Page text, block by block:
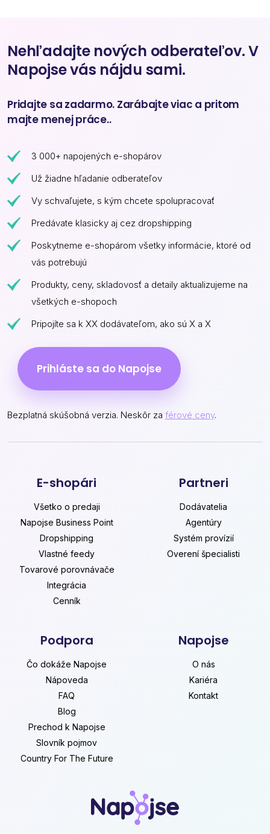
Nehľadajte nových odberateľov. V
Napojse vás nájdu sami.
Pridajte sa zadarmo. Zarábajte viac a pritom
majte menej práce..
3 000+ napojených e-shopárov
Už žiadne hľadanie odberateľov
Vy schvaľujete, s kým chcete spolupracovať
Predávate klasicky aj cez dropshipping
Poskytneme e-shopárom všetky informácie, ktoré od
vás potrebujú
Produkty, ceny, skladovosť a detaily aktualizujeme na
všetkých e-shopoch
Pripojíte sa k XX dodávateľom, ako sú X a X
Prihláste sa do Napojse
Bezplatná skúšobná verzia. Neskôr za férové ceny.
E-shopári
Všetko o predaji
Napojse Business Point
Dropshipping
Vlastné feedy
Tovarové porovnávače
Integrácia
Cenník
Partneri
Dodávatelia
Agentúry
Systém provízií
Overení špecialisti
Podpora
Čo dokáže Napojse
Nápoveda
FAQ
Blog
Prechod k Napojse
Slovník pojmov
Country For The Future
Napojse
O nás
Kariéra
Kontakt